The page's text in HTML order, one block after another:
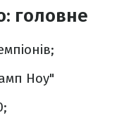
головне
Ноу"